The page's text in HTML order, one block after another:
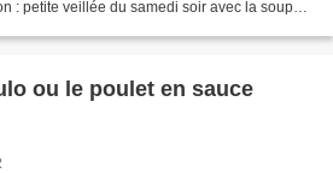
: petite veillée du samedi soir avec la soupe
ou le poulet en sauce